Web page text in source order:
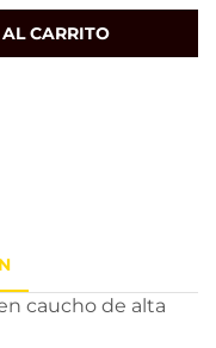
CARRITO
caucho de alta